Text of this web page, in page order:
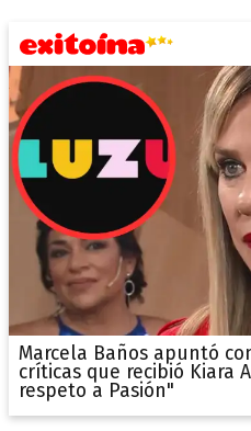
Marcela Baños apuntó
críticas que recibió Kiara
respeto a Pasión"